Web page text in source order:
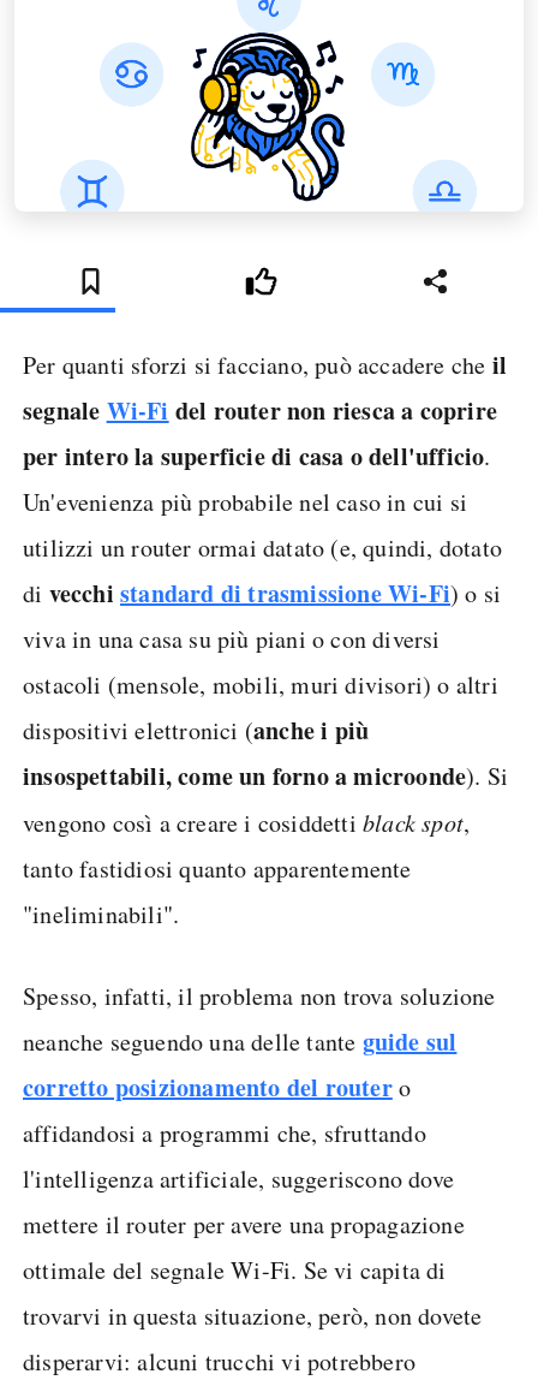
Per quanti sforzi si facciano, può accadere che il
segnale Wi-Fi del router non riesca a coprire
per intero la superficie di casa o dell'ufficio.
Un'evenienza più probabile nel caso in cui si
utilizzi un router ormai datato (e, quindi, dotato
di vecchistandard di trasmissione Wi-Fi) o si
viva in una casa su più piani o con diversi
ostacoli (mensole, mobili, muri divisori) o altri
dispositivi elettronici (anche i più
insospettabili, come un forno a microonde). Si
vengono così a creare i cosiddetti black spot,
tanto fastidiosi quanto apparentemente
"ineliminabili".
Spesso, infatti, il problema non trova soluzione
neanche seguendo una delle tante guide sul
corretto posizionamento del routero
affidandosi a programmi che, sfruttando
l'intelligenza artificiale, suggeriscono dove
mettere il router per avere una propagazione
ottimale del segnale Wi-Fi. Se vi capita di
trovarvi in questa situazione, però, non dovete
disperarvi: alcuni trucchi vi potrebbero